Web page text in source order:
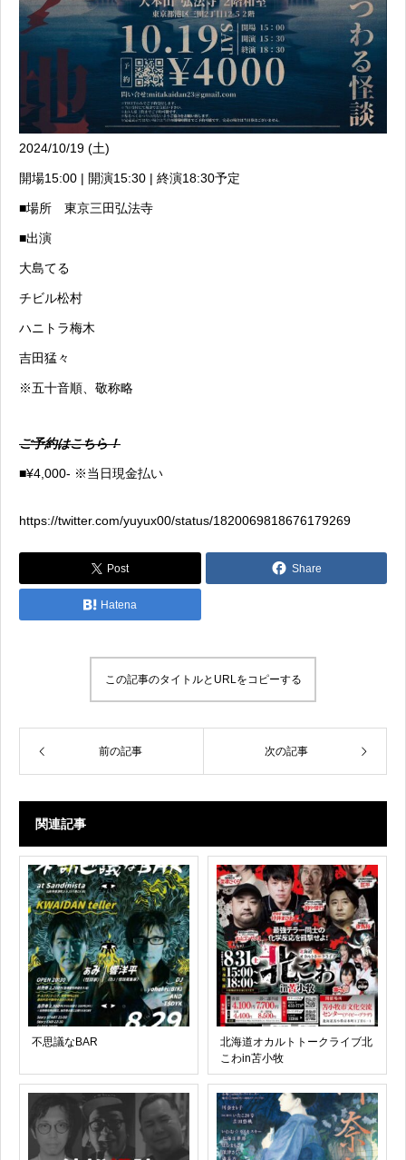
2024/10/19 (土)
開場15:00 | 開演15:30 | 終演18:30予定
■場所 東京三田弘法寺
■出演
大島てる
チビル松村
ハニトラ梅木
吉田猛々
※五十音順、敬称略
ご予約はこちら！
■¥4,000- ※当日現金払い
https://twitter.com/yuyux00/status/1820069818676179269
Post Share
Hatena
この記事のタイトルとURLをコピーする
前の記事 次の記事
関連記事
不思議なBAR
北海道オカルトトークライブ北
こわin苫小牧